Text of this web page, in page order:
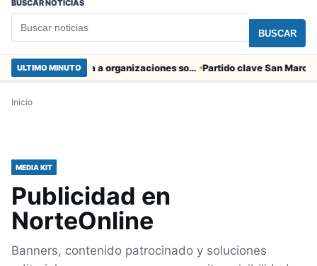
BUSCAR NOTICIAS
BUSCAR
ULTIMO MINUTO Entregaron fibra óptica gratuita a organizaciones sociales de Arica
Inicio
MEDIA KIT
Publicidad en
NorteOnline
Banners, contenido patrocinado y soluciones